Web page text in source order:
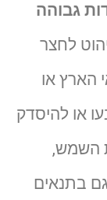
גבוהה
לחצר
הארץ או
או להיסדק
השמש,
בתנאים